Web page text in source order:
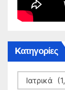
Kατηγορίες
Kατηγορίες